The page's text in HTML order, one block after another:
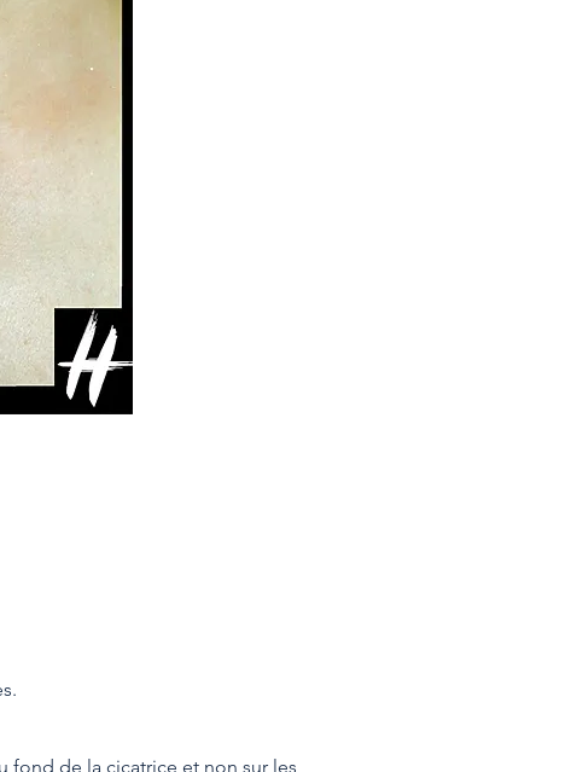
fond de la cicatrice et non sur les